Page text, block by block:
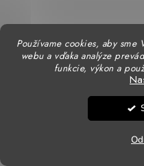
Používame cookies, aby
webu a vďaka analýze
funkcie, výkon a